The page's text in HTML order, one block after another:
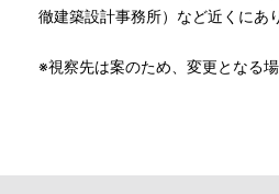
徹建築設計事務所）など近くにあ
※視察先は案のため、変更となる場